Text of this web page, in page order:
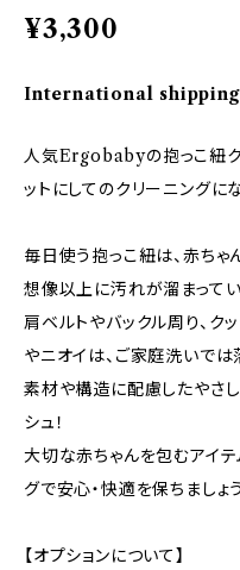
¥3,300
International
人気Ergobabyの抱っこ紐ク
ットにしてのクリーニングに
毎日使う抱っこ紐は、赤ちゃ
想像以上に汚れが溜まってい
肩ベルトやバックル周り、
やニオイは、ご家庭洗いでは
素材や構造に配慮したやさ
シュ！
大切な赤ちゃんを包むアイ
グで安心・快適を保ちましょう
【オプションについて】